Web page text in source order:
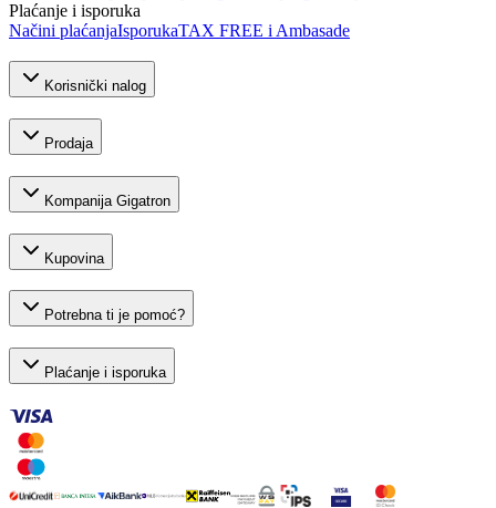
Plaćanje i isporuka
Načini plaćanjaIsporukaTAX FREE i Ambasade
Korisnički nalog
Prodaja
Kompanija Gigatron
Kupovina
Potrebna ti je pomoć?
Plaćanje i isporuka